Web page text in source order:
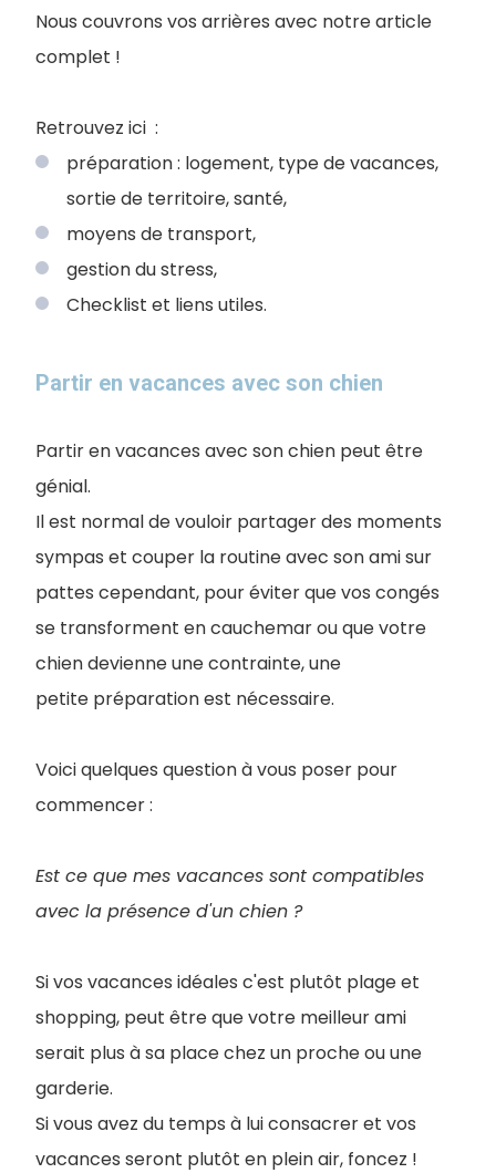
Nous couvrons vos arrières avec notre article
complet !
Retrouvez ici :
préparation : logement, type de vacances,
sortie de territoire, santé,
moyens de transport,
gestion du stress,
Checklist et liens utiles.
Partir en vacances avec son chien
Partir en vacances avec son chien peut être
génial.
Il est normal de vouloir partager des moments
sympas et couper la routine avec son ami sur
pattes cependant, pour éviter que vos congés
se transforment en cauchemar ou que votre
chien devienne une contrainte, une
petite préparation est nécessaire.
Voici quelques question à vous poser pour
commencer :
Est ce que mes vacances sont compatibles
avec la présence d'un chien ?
Si vos vacances idéales c'est plutôt plage et
shopping, peut être que votre meilleur ami
serait plus à sa place chez un proche ou une
garderie.
Si vous avez du temps à lui consacrer et vos
vacances seront plutôt en plein air, foncez !